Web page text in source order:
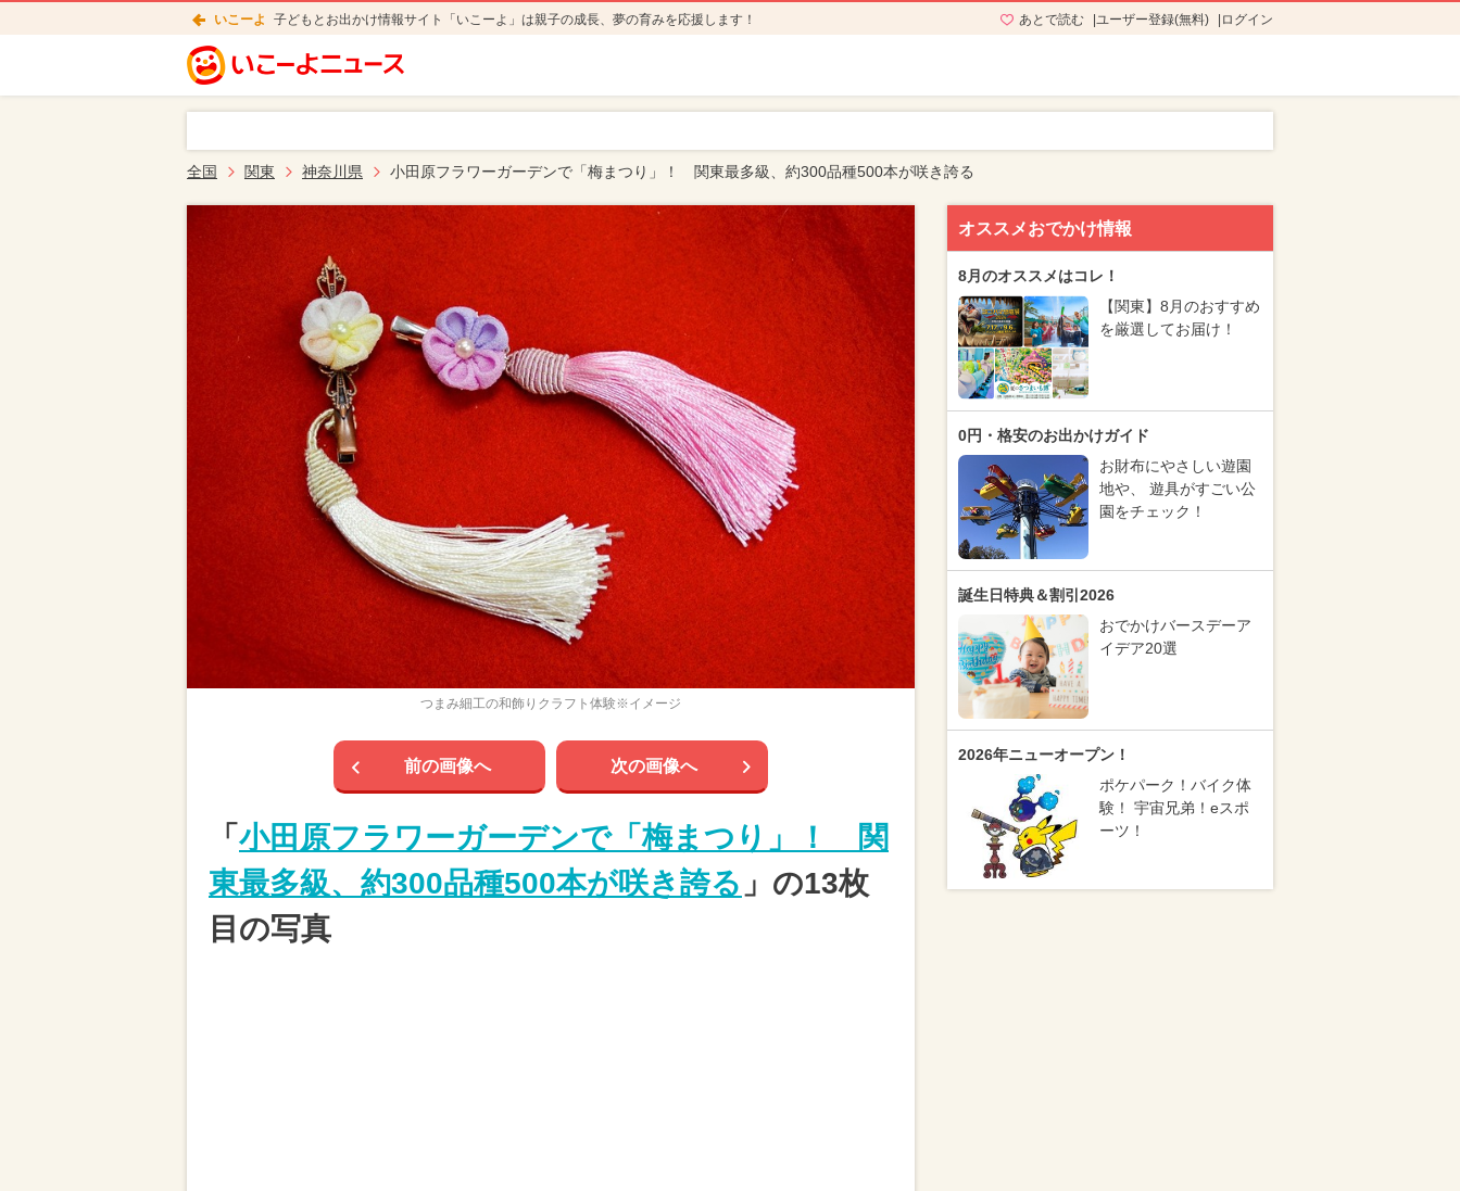
いこーよ 子どもとお出かけ情報サイト「いこーよ」は親子の成長、夢の育みを応援します！ あとで読む ユーザー登録(無料) ログイン
全国 関東 神奈川県 小田原フラワーガーデンで「梅まつり」！ 関東最多級、約300品種500本が咲き誇る
つまみ細工の和飾りクラフト体験※イメージ
前の画像へ 次の画像へ
「 小田原フラワーガーデンで「梅まつり」！ 関
東最多級、約300品種500本が咲き誇る 」の13枚
目の写真
オススメおでかけ情報
8月のオススメはコレ！
【関東】8月のおすすめ
を厳選してお届け！
0円・格安のお出かけガイド
お財布にやさしい遊園
地や、 遊具がすごい公
園をチェック！
誕生日特典＆割引2026
おでかけバースデーア
イデア20選
2026年ニューオープン！
ポケパーク！バイク体
験！ 宇宙兄弟！eスポ
ーツ！